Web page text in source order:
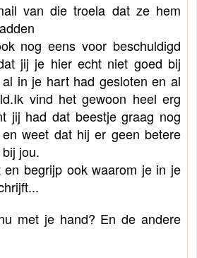
van die troela dat ze hem
nog eens voor beschuldigd
jij je hier echt niet goed bij
in je hart had gesloten en al
Ik vind het gewoon heel erg
jij had dat beestje graag nog
weet dat hij er geen betere
jou.
begrijp ook waarom je in je
met je hand? En de andere